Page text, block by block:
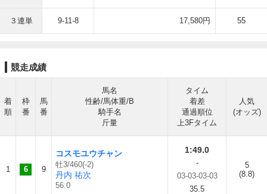
３連単 9-11-8 17,580円 55
競走成績
着
順
枠
番
馬
番
馬名
性齢/馬体重/B
騎手名
斤量
タイム
着差
通過順位
上3Fタイム
人気
(オッズ)
1 6 9
コスモユウチャン
牡3/460(-2)
丹内 祐次
56.0
1:49.0
-
03-03-03-03
35.5
5
(8.8)